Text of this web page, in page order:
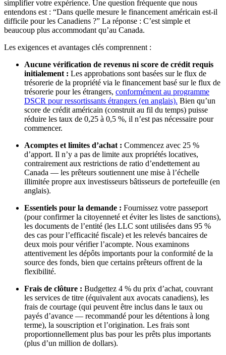
simplifier votre expérience. Une question fréquente que nous
entendons est : “Dans quelle mesure le financement américain est-il
difficile pour les Canadiens ?” La réponse : C’est simple et
beaucoup plus accommodant qu’au Canada.
Les exigences et avantages clés comprennent :
Aucune vérification de revenus ni score de crédit requis
initialement : Les approbations sont basées sur le flux de
trésorerie de la propriété via le financement basé sur le flux de
trésorerie pour les étrangers, conformément au programme
DSCR pour ressortissants étrangers (en anglais). Bien qu’un
score de crédit américain (construit au fil du temps) puisse
réduire les taux de 0,25 à 0,5 %, il n’est pas nécessaire pour
commencer.
Acomptes et limites d’achat : Commencez avec 25 %
d’apport. Il n’y a pas de limite aux propriétés locatives,
contrairement aux restrictions de ratio d’endettement au
Canada — les prêteurs soutiennent une mise à l’échelle
illimitée propre aux investisseurs bâtisseurs de portefeuille (en
anglais).
Essentiels pour la demande : Fournissez votre passeport
(pour confirmer la citoyenneté et éviter les listes de sanctions),
les documents de l’entité (les LLC sont utilisées dans 95 %
des cas pour l’efficacité fiscale) et les relevés bancaires de
deux mois pour vérifier l’acompte. Nous examinons
attentivement les dépôts importants pour la conformité de la
source des fonds, bien que certains prêteurs offrent de la
flexibilité.
Frais de clôture : Budgettez 4 % du prix d’achat, couvrant
les services de titre (équivalent aux avocats canadiens), les
frais de courtage (qui peuvent être inclus dans le taux ou
payés d’avance — recommandé pour les détentions à long
terme), la souscription et l’origination. Les frais sont
proportionnellement plus bas pour les prêts plus importants
(plus d’un million de dollars).